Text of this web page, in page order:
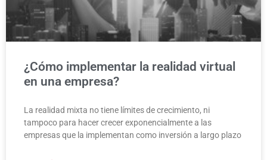
¿Cómo implementar la realidad virtual
en una empresa?
La realidad mixta no tiene límites de crecimiento, ni
tampoco para hacer crecer exponencialmente a las
empresas que la implementan como inversión a largo plazo